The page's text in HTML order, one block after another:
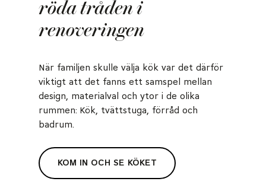
röda tråden i
renoveringen
När familjen skulle välja kök var det därför
viktigt att det fanns ett samspel mellan
design, materialval och ytor i de olika
rummen: Kök, tvättstuga, förråd och
badrum.
KOM IN OCH SE KÖKET